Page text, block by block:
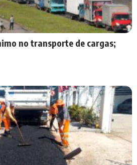
no transporte de cargas;